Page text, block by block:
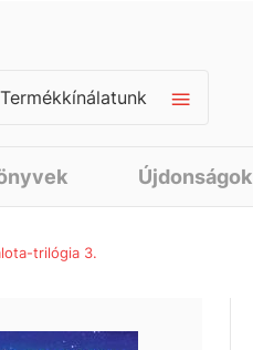
Termékkínálatunk
Újdonságok
trilógia 3.